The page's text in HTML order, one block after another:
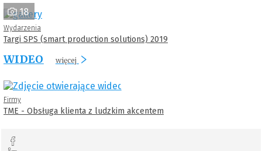
18
Wydarzenia
Targi SPS (smart production solutions) 2019
WIDEO więcej
Firmy
TME - Obsługa klienta z ludzkim akcentem